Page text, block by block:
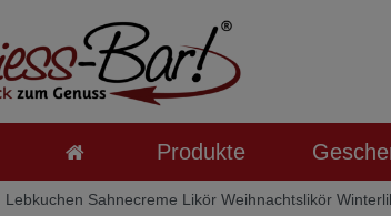
Produkte
Lebkuchen Sahnecreme Likör Weihnachtslikör